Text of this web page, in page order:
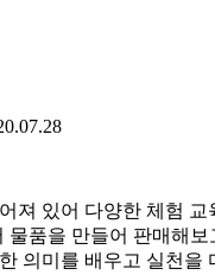
져 있어 다양한 체험
물품을 만들어 판매해
의미를 배우고 실천을